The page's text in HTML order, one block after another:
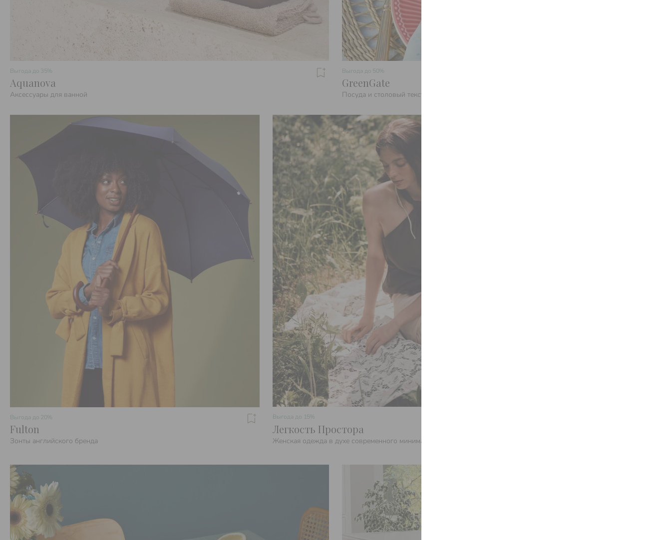
Выгода до 35%
Aquanova
Аксессуары для ванной
Выгода до 50%
GreenGate
Посуда и столовый текстиль дизайнерского бренда из Дании
Выгода до 20%
Fulton
Зонты английского бренда
Выгода до 15%
Легкость Простора
Женская одежда в духе современного минимализма